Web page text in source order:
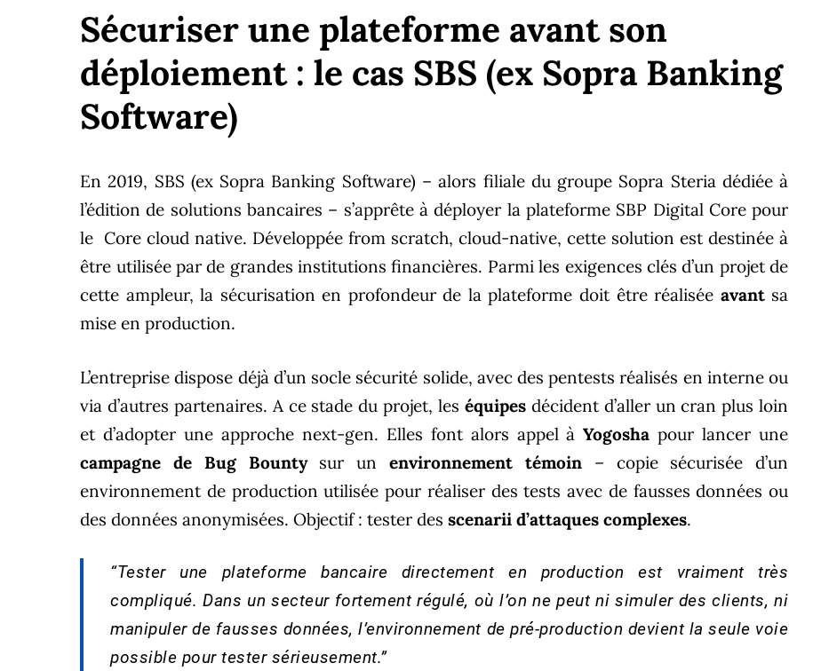
Sécuriser une plateforme avant son
déploiement : le cas SBS (ex Sopra Banking
Software)
En 2019, SBS (ex Sopra Banking Software) – alors filiale du groupe Sopra Steria dédiée à
l’édition de solutions bancaires – s’apprête à déployer la plateforme SBP Digital Core pour
le Core cloud native. Développée from scratch, cloud-native, cette solution est destinée à
être utilisée par de grandes institutions financières. Parmi les exigences clés d’un projet de
cette ampleur, la sécurisation en profondeur de la plateforme doit être réalisée avantsa
mise en production.
L’entreprise dispose déjà d’un socle sécurité solide, avec des pentests réalisés en interne ou
via d’autres partenaires. A ce stade du projet, les équipesdécident d’aller un cran plus loin
et d’adopter une approche next-gen. Elles font alors appel àYogosha pour lancer une
campagne de Bug Bountysur unenvironnement témoin– copie sécurisée d’un
environnement de production utilisée pour réaliser des tests avec de fausses données ou
des données anonymisées. Objectif : tester desscenarii d’attaques complexes.
“Tester une plateforme bancaire directement en production est vraiment très
compliqué. Dans un secteur fortement régulé, où l’on ne peut ni simuler des clients, ni
manipuler de fausses données, l’environnement de pré-production devient la seule voie
possible pour tester sérieusement.”